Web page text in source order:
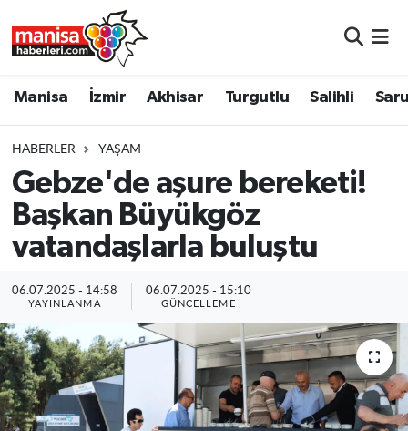
Manisa İzmir Akhisar Turgutlu Salihli
HABERLER YAŞAM
Gebze'de aşure bereketi!
Başkan Büyükgöz
vatandaşlarla buluştu
06.07.2025 - 14:58
YAYINLANMA
06.07.2025 - 15:10
GÜNCELLEME
Turgutlu
Salihli
Saruhanlı
Soma
Resmi İlanlar
Manisa Nöbetçi Eczaneler
Manisa Trafik Yoğunluk Haritası
Süper Lig Puan Durumu ve Fikstür
Tüm Manşetler
Son Dakika Haberleri
Haber Arşivi